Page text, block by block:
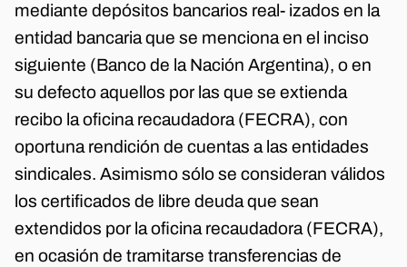
mediante depósitos bancarios real- izados en la
entidad bancaria que se menciona en el inciso
siguiente (Banco de la Nación Argentina), o en
su defecto aquellos por las que se extienda
recibo la oficina recaudadora (FECRA), con
oportuna rendición de cuentas a las entidades
sindicales. Asimismo sólo se consideran válidos
los certificados de libre deuda que sean
extendidos por la oficina recaudadora (FECRA),
en ocasión de tramitarse transferencias de